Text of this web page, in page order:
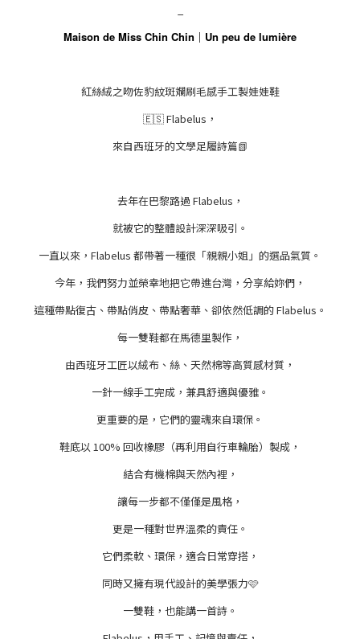
Maison de Miss Chin Chin ｜ Un peu de lumière
紅絲絨之吻佐豹紋斑斕刷毛感手工製娃娃鞋
🇪🇸 Flabelus，
來自西班牙的文學足履詩篇📗
去年在巴黎路過 Flabelus，
就被它的整體設計深深吸引。
一直以來，Flabelus 都帶著一種很「親親小姐」的選品氣質。
今年，我們努力並榮幸地把它帶進台灣，分享給妳們，
這種帶點復古、帶點俏皮、帶點奢華、卻依然低調的 Flabelus。
每一雙鞋都在馬德里製作，
由西班牙工匠以絨布、絲、天然棉等高質感材質，
一針一線手工完成，兼具舒適與優雅。
更重要的是，它們的靈魂來自環保。
鞋底以 100% 回收橡膠（再利用自行車輪胎）製成，
結合有機棉與天然內裡，
讓每一步都不僅僅是風格，
更是一種對世界溫柔的責任。
它們柔軟、環保，適合日常穿搭，
同時又擁有現代設計的美學張力🩷
一雙鞋，也能講一首詩。